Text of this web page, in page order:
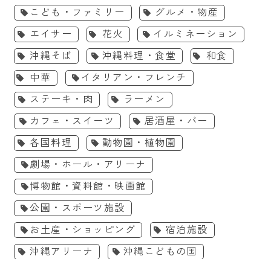
こども・ファミリー
グルメ・物産
エイサー
花火
イルミネーション
沖縄そば
沖縄料理・食堂
和食
中華
イタリアン・フレンチ
ステーキ・肉
ラーメン
カフェ・スイーツ
居酒屋・バー
各国料理
動物園・植物園
劇場・ホール・アリーナ
博物館・資料館・映画館
公園・スポーツ施設
お土産・ショッピング
宿泊施設
沖縄アリーナ
沖縄こどもの国